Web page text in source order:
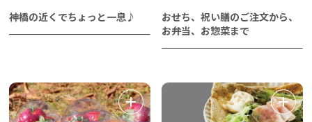
神橋の近くでちょっと一息♪
おせち、祝い膳のご注文から、
お弁当、お惣菜まで